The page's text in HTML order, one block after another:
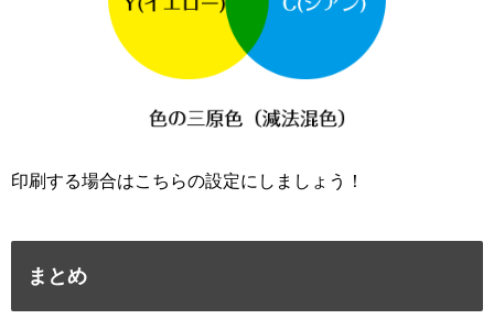
印刷する場合はこちらの設定にしましょう！
まとめ